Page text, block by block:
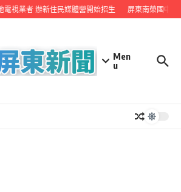
電視業者 辦新住民媒體營開始招生 屏東南榮國中
Men
u